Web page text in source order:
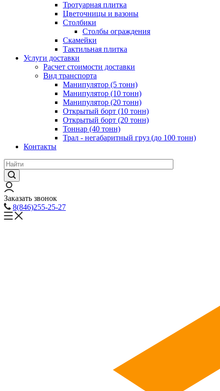
Тротуарная плитка
Цветочницы и вазоны
Столбики
Столбы ограждения
Скамейки
Тактильная плитка
Услуги доставки
Расчет стоимости доставки
Вид транспорта
Манипулятор (5 тонн)
Манипулятор (10 тонн)
Манипулятор (20 тонн)
Открытый борт (10 тонн)
Открытый борт (20 тонн)
Тоннар (40 тонн)
Трал - негабаритный груз (до 100 тонн)
Контакты
Заказать звонок
8(846)255-25-27